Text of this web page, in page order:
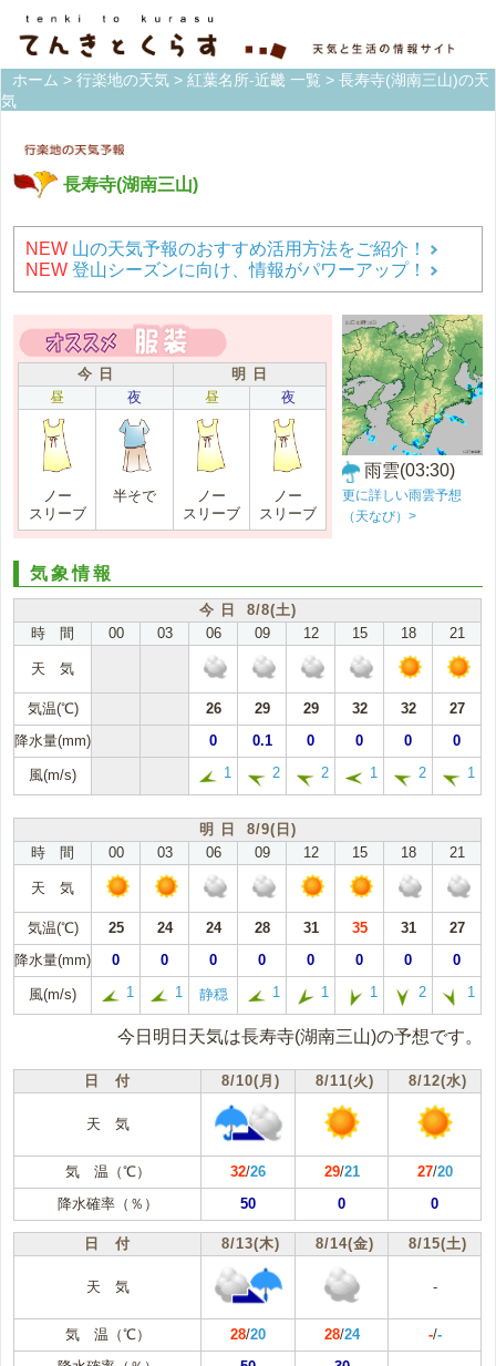
ホーム > 行楽地の天気 > 紅葉名所-近畿 一覧 > 長寿寺(湖南三山)の天
気
長寿寺(湖南三山)
NEW 山の天気予報のおすすめ活用方法をご紹介！
NEW 登山シーズンに向け、情報がパワーアップ！
今 日
明 日
昼
夜 昼 夜
ノー
スリーブ
半そで
ノー
スリーブ
ノー
スリーブ
雨雲(03:30)
更に詳しい雨雲予想
（天なび）>
気象情報
今 日 8/8(土)
時 間
00 03 06 09 12 15 18 21
天 気
気温(℃) 26 29 29 32 32
27
降水量(mm)
0 0.1 0 0 0 0
風(m/s) 1 2 2 1 2 1
明 日 8/9(日)
時 間
00 03 06 09 12 15 18 21
天 気
気温(℃) 25 24 24 28 31 35 31
27
降水量(mm)
0 0 0 0 0 0 0 0
風(m/s) 1 1 静穏 1 1 1 2 1
今日明日天気は長寿寺(湖南三山)の予想です。
日 付 8/10(月) 8/11(火) 8/12(水)
天 気
気 温（℃） 32/26 29/21 27/20
降水確率（％）
50 0 0
日 付 8/13(木) 8/14(金) 8/15(土)
天 気 -
気 温（℃） 28/20 28/24 -/-